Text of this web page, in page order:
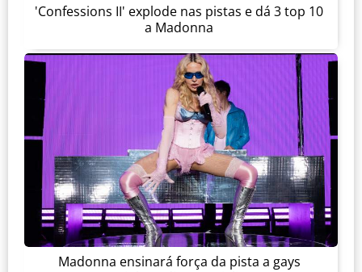
'Confessions II' explode nas pistas e dá 3 top 10
a Madonna
Madonna ensinará força da pista a gays